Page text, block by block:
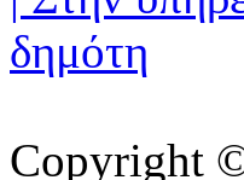
Copyright